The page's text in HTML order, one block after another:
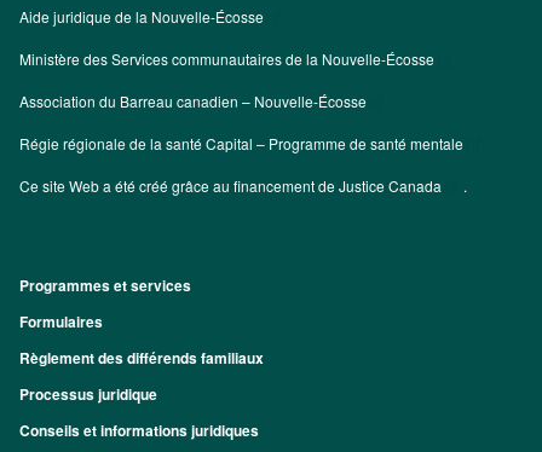
Aide juridique de la Nouvelle-Écosse
Ministère des Services communautaires de la Nouvelle-Écosse
Association du Barreau canadien – Nouvelle-Écosse
Régie régionale de la santé Capital – Programme de santé mentale
Ce site Web a été créé grâce au financement deJustice Canada .
Footer
Programmes et services
Formulaires
Règlement des différends familiaux
Processus juridique
Conseils et informations juridiques